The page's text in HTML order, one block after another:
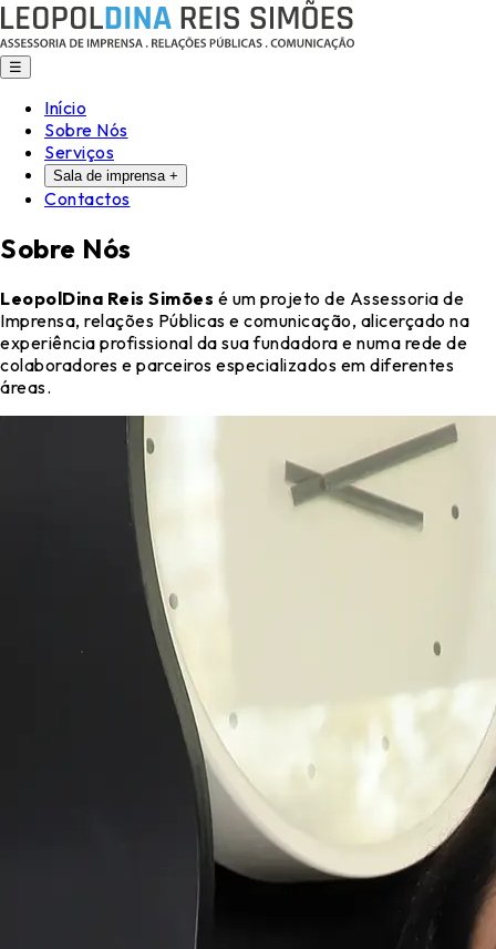
☰
Início
Sobre Nós
Serviços
Sala de imprensa +
Contactos
Sobre Nós
LeopolDina Reis Simões é um projeto de Assessoria de
Imprensa, relações Públicas e comunicação, alicerçado na
experiência profissional da sua fundadora e numa rede de
colaboradores e parceiros especializados em diferentes
áreas.